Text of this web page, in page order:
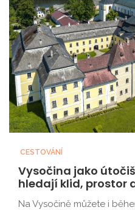
CESTOVÁNÍ
Vysočina jako
hledají klid, prostor
Na Vysočině můžete i